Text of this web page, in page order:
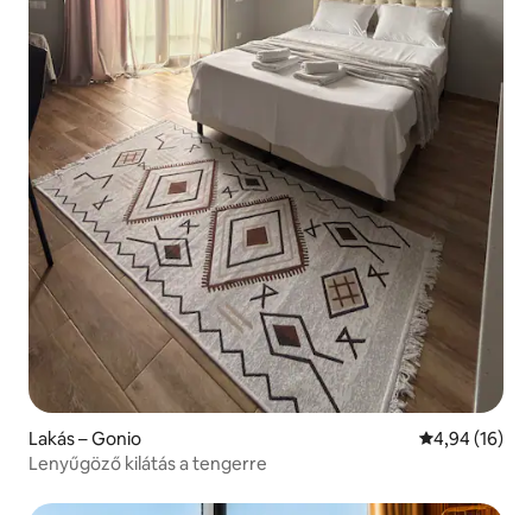
Lakás – Gonio Átlagos
4,94 (16)
Lenyűgöző kilátás a tengerre